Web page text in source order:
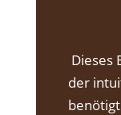
Dieses
der